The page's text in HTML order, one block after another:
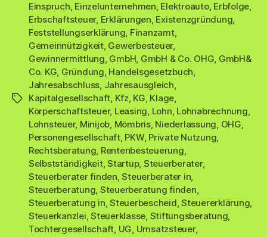
Schlagwörter
Einspruch, Einzelunternehmen, Elektroauto, Erbfolge,
Erbschaftsteuer, Erklärungen, Existenzgründung,
Feststellungserklärung, Finanzamt,
Gemeinnützigkeit, Gewerbesteuer,
Gewinnermittlung, GmbH, GmbH & Co. OHG, GmbH&
Co. KG, Gründung, Handelsgesetzbuch,
Jahresabschluss, Jahresausgleich,
Kapitalgesellschaft, Kfz, KG, Klage,
Körperschaftsteuer, Leasing, Lohn, Lohnabrechnung,
Lohnsteuer, Minijob, Mömbris, Niederlassung, OHG,
Personengesellschaft, PKW, Private Nutzung,
Rechtsberatung, Rentenbesteuerung,
Selbstständigkeit,Startup, Steuerberater,
Steuerberater finden,Steuerberater in,
Steuerberatung, Steuerberatung finden,
Steuerberatung in,Steuerbescheid,Steuererklärung,
Steuerkanzlei,Steuerklasse, Stiftungsberatung,
Tochtergesellschaft, UG, Umsatzsteuer,